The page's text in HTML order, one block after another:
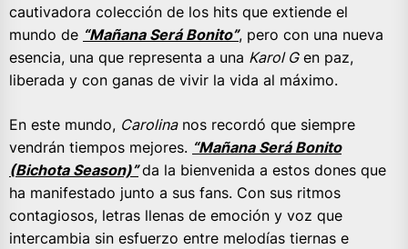
cautivadora colección de los hits que extiende el
mundo de “Mañana Será Bonito”, pero con una nueva
esencia, una que representa a una Karol Gen paz,
liberada y con ganas de vivir la vida al máximo.
En este mundo, Carolinanos recordó que siempre
vendrán tiempos mejores. “Mañana Será Bonito
(Bichota Season)” da la bienvenida a estos dones que
ha manifestado junto a sus fans. Con sus ritmos
contagiosos, letras llenas de emoción y voz que
intercambia sin esfuerzo entre melodías tiernas e